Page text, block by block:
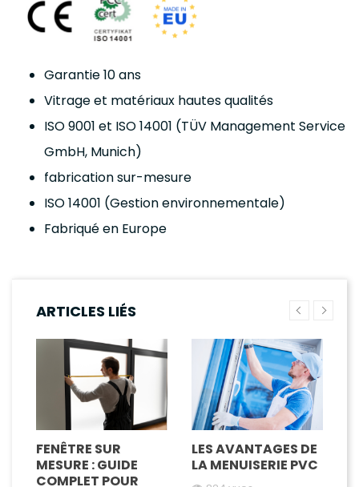
Garantie 10 ans
Vitrage et matériaux hautes qualités
ISO 9001 et ISO 14001 (TÜV Management Service
GmbH, Munich)
fabrication sur-mesure
ISO 14001 (Gestion environnementale)
Fabriqué en Europe
ARTICLES LIÉS
FENÊTRE SUR
MESURE : GUIDE
COMPLET POUR
LES AVANTAGES DE
LA MENUISERIE PVC